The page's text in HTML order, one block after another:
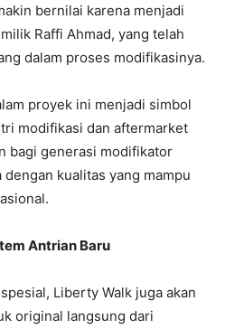
bernilai karena menjadi
Raffi Ahmad, yang telah
dalam proses modifikasinya.
proyek ini menjadi simbol
modifikasi dan aftermarket
bagi generasi modifikator
kualitas yang mampu
Antrian Baru
Liberty Walk juga akan
original langsung dari